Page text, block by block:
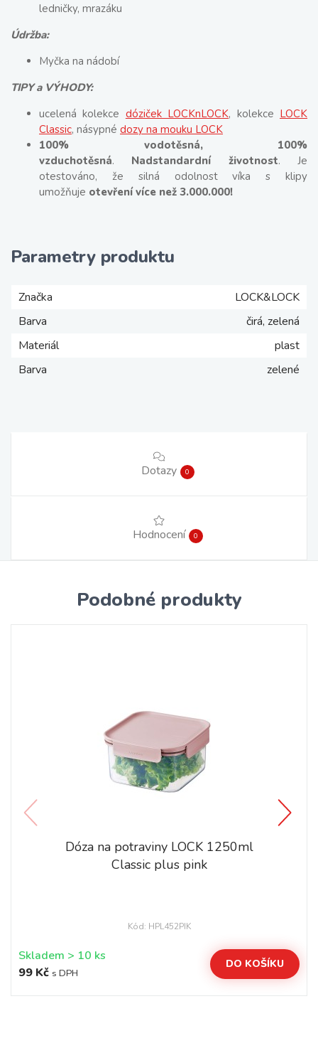
ledničky, mrazáku
Údržba:
Myčka na nádobí
TIPY a VÝHODY:
ucelená kolekce dóziček LOCKnLOCK, kolekce LOCK
Classic, násypné dozy na mouku LOCK
100% vodotěsná, 100%
vzduchotěsná. Nadstandardní životnost. Je
otestováno, že silná odolnost víka s klipy
umožňuje otevření více než 3.000.000!
Parametry produktu
Značka
LOCK&LOCK
Barva
čirá, zelená
Materiál
plast
Barva
zelené
Dotazy 0
Hodnocení 0
Podobné produkty
Dóza na potraviny LOCK 1250ml
Classic plus pink
Kód: HPL452PIK
Skladem > 10 ks
99 Kč s DPH
DO KOŠÍKU